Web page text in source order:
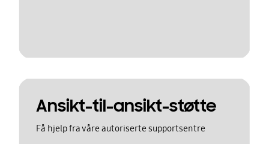
Ansikt-til-ansikt-støtte
Få hjelp fra våre autoriserte supportsentre